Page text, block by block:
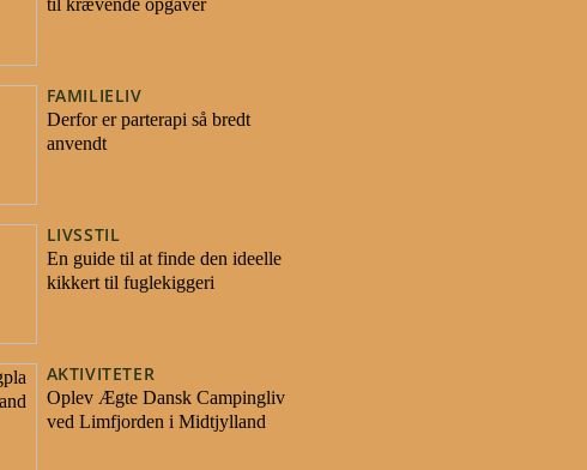
til krævende opgaver
FAMILIELIV
Derfor er parterapi så bredt
anvendt
LIVSSTIL
En guide til at finde den ideelle
kikkert til fuglekiggeri
AKTIVITETER
Oplev Ægte Dansk Campingliv
ved Limfjorden i Midtjylland